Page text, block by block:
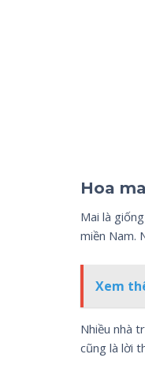
Hoa
Mai là
miền Nam.
Xem
Nhiều nhà
cũng là lời